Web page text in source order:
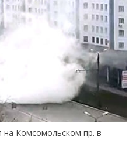
на Комсомольском пр. в